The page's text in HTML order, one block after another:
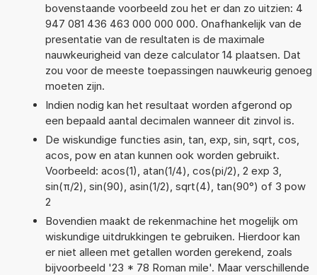
bovenstaande voorbeeld zou het er dan zo uitzien: 4
947 081 436 463 000 000 000. Onafhankelijk van de
presentatie van de resultaten is de maximale
nauwkeurigheid van deze calculator 14 plaatsen. Dat
zou voor de meeste toepassingen nauwkeurig genoeg
moeten zijn.
Indien nodig kan het resultaat worden afgerond op
een bepaald aantal decimalen wanneer dit zinvol is.
De wiskundige functies asin, tan, exp, sin, sqrt, cos,
acos, pow en atan kunnen ook worden gebruikt.
Voorbeeld: acos(1), atan(1/4), cos(pi/2), 2 exp 3,
sin(π/2), sin(90), asin(1/2), sqrt(4), tan(90°) of 3 pow
2
Bovendien maakt de rekenmachine het mogelijk om
wiskundige uitdrukkingen te gebruiken. Hierdoor kan
er niet alleen met getallen worden gerekend, zoals
bijvoorbeeld '23 * 78 Roman mile'. Maar verschillende